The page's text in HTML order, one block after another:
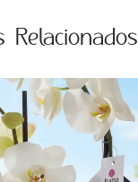
Relacionados